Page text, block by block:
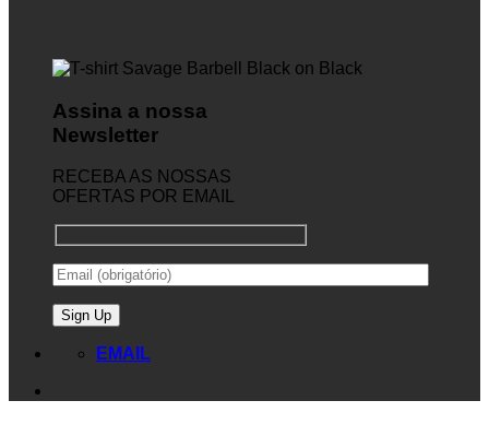
Assina a nossa
Newsletter
RECEBA AS NOSSAS
OFERTAS POR EMAIL
EMAIL